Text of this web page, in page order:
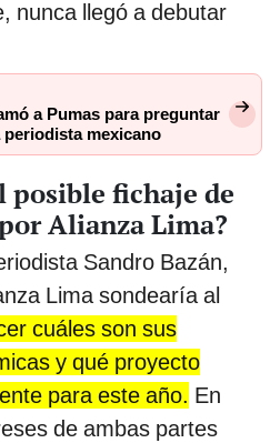
nunca llegó a debutar
a Pumas para preguntar
mexicano
posible fichaje de
Alianza Lima?
Sandro Bazán,
Lima sondearía al
cuáles son sus
y qué proyecto
para este año. En
de ambas partes